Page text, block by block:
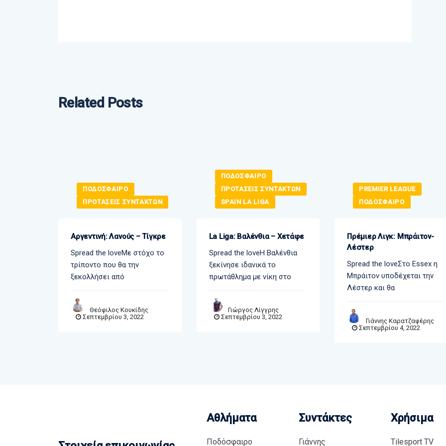
Related Posts
ΠΟΔΟΣΦΑΙΡΟ
ΠΡΟΤΑΣΕΙΣ ΣΥΝΤΑΚΤΩΝ
Αργεντινή: Λανούς – Τίγκρε
Spread the loveΜε στόχο το
τρίποντο που θα την
ξεκολλήσει από
Θεόφιλος Κουκίδης
Σεπτεμβρίου 3, 2022
ΠΟΔΟΣΦΑΙΡΟ
ΠΡΟΤΑΣΕΙΣ ΣΥΝΤΑΚΤΩΝ
SPAIN LA LIGA
La Liga: Βαλένθια – Χετάφε
Spread the loveΗ Βαλένθια
ξεκίνησε ιδανικά το
πρωτάθλημα με νίκη στο
Γιώργος Λίγγρης
Σεπτεμβρίου 3, 2022
PREMIER LEAGUE
ΠΟΔΟΣΦΑΙΡΟ
Πρέμιερ Λιγκ: Μπράιτον-
Λέστερ
Spread the loveΣτο Essex η
Μπράιτον υποδέχεται την
Λέστερ και θα
Γιάννης Καρατζαφέρης
Σεπτεμβρίου 4, 2022
Αθλήματα
Ποδόσφαιρο
Συντάκτες
Γιάννης
Χρήσιμα
Tilesport TV